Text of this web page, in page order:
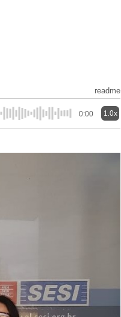
readme
0:00 1.0x